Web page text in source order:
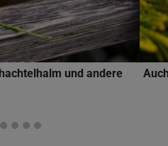
und andere